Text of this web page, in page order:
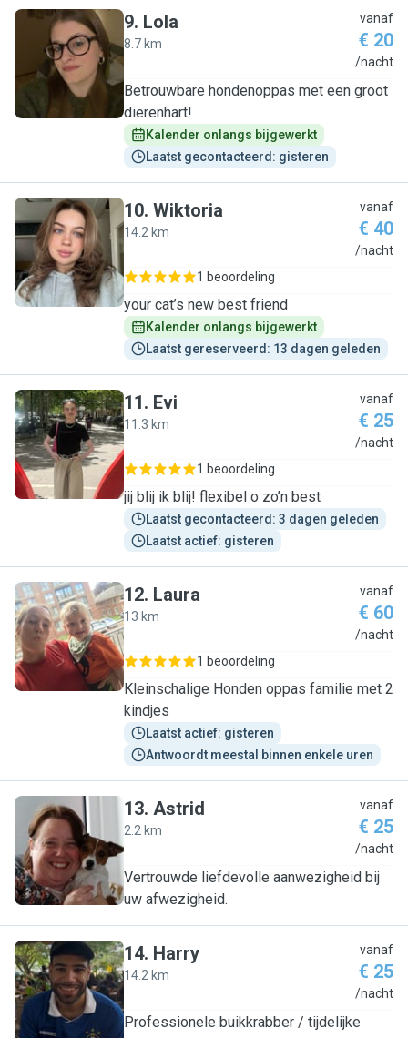
L
9. Lola
8.7 km
vanaf
€ 20
/nacht
Betrouwbare hondenoppas met een groot
dierenhart!
Kalender onlangs bijgewerkt
Laatst gecontacteerd: gisteren
W
10. Wiktoria
14.2 km
vanaf
€ 40
/nacht
1 beoordeling
your cat’s new best friend
Kalender onlangs bijgewerkt
Laatst gereserveerd: 13 dagen geleden
E
11. Evi
11.3 km
vanaf
€ 25
/nacht
1 beoordeling
jij blij ik blij! flexibel o zo’n best
Laatst gecontacteerd: 3 dagen geleden
Laatst actief: gisteren
L
12. Laura
13 km
vanaf
€ 60
/nacht
1 beoordeling
Kleinschalige Honden oppas familie met 2
kindjes
Laatst actief: gisteren
Antwoordt meestal binnen enkele uren
A
13. Astrid
2.2 km
vanaf
€ 25
/nacht
Vertrouwde liefdevolle aanwezigheid bij
uw afwezigheid.
H
14. Harry
14.2 km
vanaf
€ 25
/nacht
Professionele buikkrabber / tijdelijke